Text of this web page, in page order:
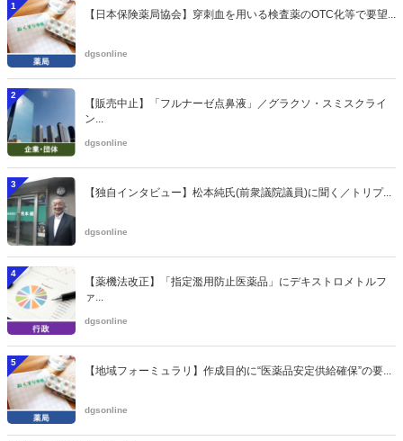
1
【日本保険薬局協会】穿刺血を用いる検査薬のOTC化等で要望...
dgsonline
2
【販売中止】「フルナーゼ点鼻液」／グラクソ・スミスクライ
ン...
dgsonline
3
【独自インタビュー】松本純氏(前衆議院議員)に聞く／トリプ...
dgsonline
4
【薬機法改正】「指定濫用防止医薬品」にデキストロメトルフ
ァ...
dgsonline
5
【地域フォーミュラリ】作成目的に“医薬品安定供給確保”の要...
dgsonline